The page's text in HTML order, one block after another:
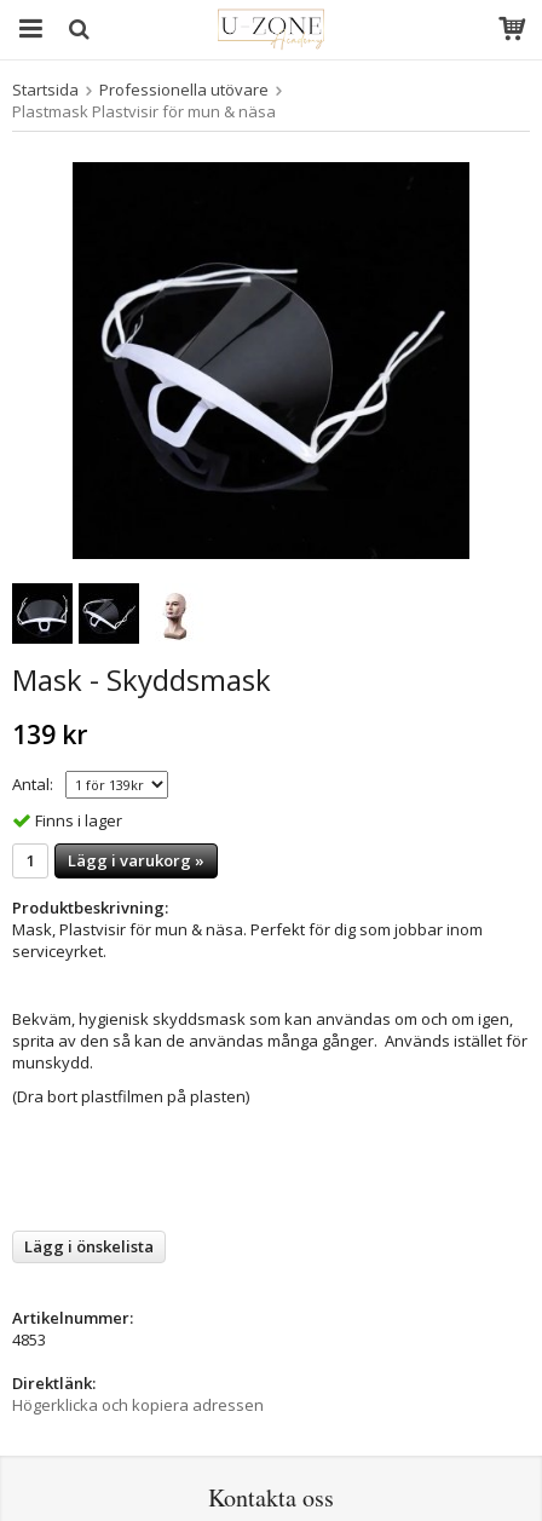
Produkten har blivit tillagd i varukorgen
Startsida
Professionella utövare
Plastmask Plastvisir för mun & näsa
Mask - Skyddsmask
139 kr
Antal:
Finns i lager
Lägg i varukorg »
Produktbeskrivning:
Mask, Plastvisir för mun & näsa. Perfekt för dig som jobbar inom
serviceyrket.
Bekväm, hygienisk skyddsmask som kan användas om och om igen,
sprita av den så kan de användas många gånger. Används istället för
munskydd.
(Dra bort plastfilmen på plasten)
Lägg i önskelista
Artikelnummer:
4853
Direktlänk:
Högerklicka och kopiera adressen
Kontakta oss